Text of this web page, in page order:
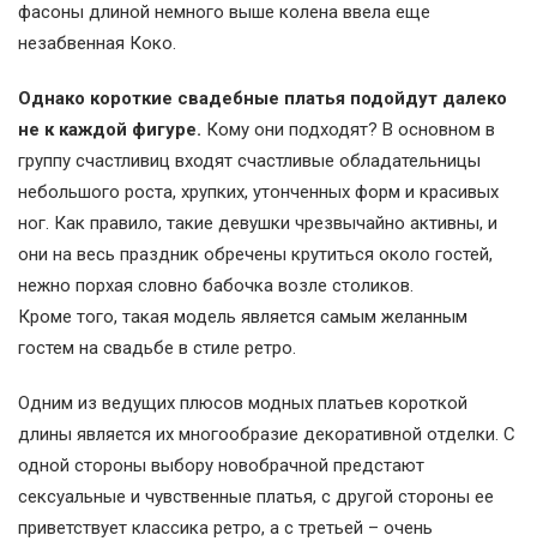
фасоны длиной немного выше колена ввела еще
незабвенная Коко.
Однако короткие свадебные платья подойдут далеко
не к каждой фигуре. Кому они подходят? В основном в
группу счастливиц входят счастливые обладательницы
небольшого роста, хрупких, утонченных форм и красивых
ног. Как правило, такие девушки чрезвычайно активны, и
они на весь праздник обречены крутиться около гостей,
нежно порхая словно бабочка возле столиков.
Кроме того, такая модель является самым желанным
гостем на свадьбе в стиле ретро.
Одним из ведущих плюсов модных платьев короткой
длины является их многообразие декоративной отделки. С
одной стороны выбору новобрачной предстают
сексуальные и чувственные платья, с другой стороны ее
приветствует классика ретро, а с третьей – очень